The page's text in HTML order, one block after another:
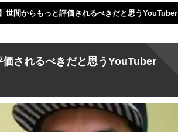
】世間からもっと評価されるべきだと思うYouTuber
価されるべきだと思うYouTuber